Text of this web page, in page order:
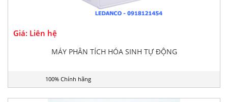
Giá: Liên hệ
MÁY PHÂN TÍCH HÓA SINH TỰ ĐỘNG
100% Chính hãng